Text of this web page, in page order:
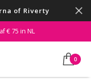
of Riverty
€ 75 in NL
0